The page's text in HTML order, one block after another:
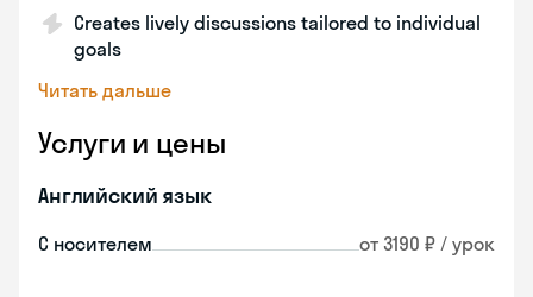
Creates lively discussions tailored to individual
goals
Читать дальше
Услуги и цены
Английский язык
С носителем от 3190 ₽ / урок